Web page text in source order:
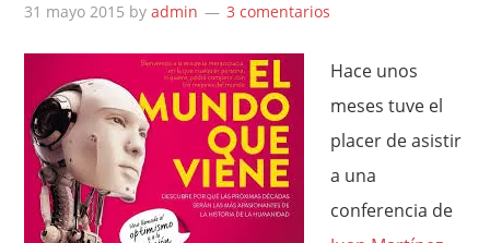
31 mayo 2015 byadmin 3 comentarios
Hace unos
meses tuve el
placer de asistir
a una
conferencia de